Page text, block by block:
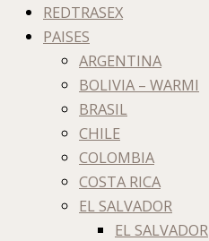
REDTRASEX
PAISES
ARGENTINA
BOLIVIA – WARMI
BRASIL
CHILE
COLOMBIA
COSTA RICA
EL SALVADOR
EL SALVADOR